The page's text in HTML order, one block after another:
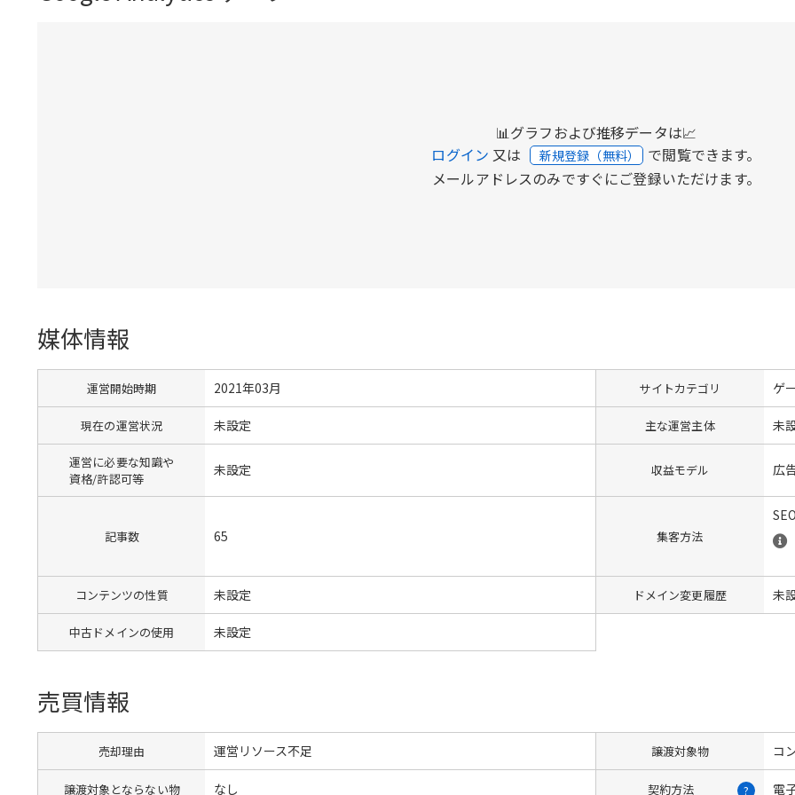
📊グラフおよび推移データは📈
ログイン 又は 新規登録（無料） で閲覧できます。
メールアドレスのみですぐにご登録いただけます。
媒体情報
運営開始時期 2021年03月 サイトカテゴリ ゲ
現在の運営状況 未設定 主な運営主体 未
運営に必要な知識や
資格/許認可等
未設定 収益モデル 広
記事数 65 集客方法
SEO
コンテンツの性質 未設定 ドメイン変更履歴 未
中古ドメインの使用 未設定
売買情報
売却理由 運営リソース不足 譲渡対象物 コ
譲渡対象とならない物 なし 契約方法 ? 電